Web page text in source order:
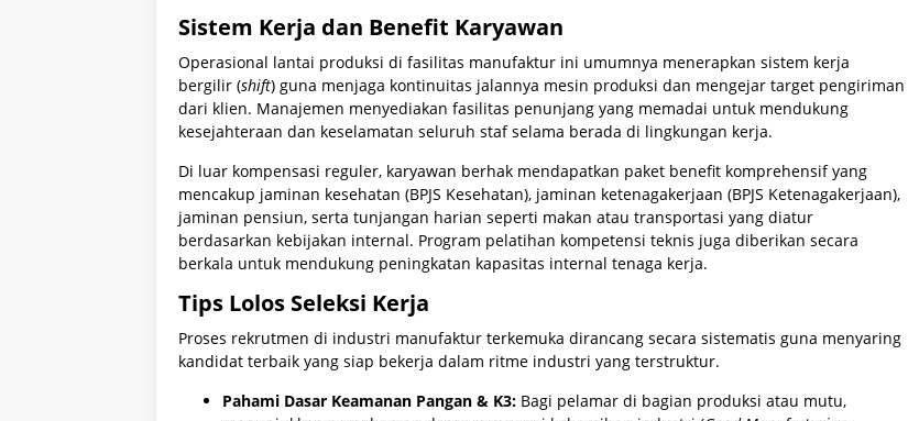
Sistem Kerja dan Benefit Karyawan
Operasional lantai produksi di fasilitas manufaktur ini umumnya menerapkan sistem kerja
bergilir (shift) guna menjaga kontinuitas jalannya mesin produksi dan mengejar target pengiriman
dari klien. Manajemen menyediakan fasilitas penunjang yang memadai untuk mendukung
kesejahteraan dan keselamatan seluruh staf selama berada di lingkungan kerja.
Di luar kompensasi reguler, karyawan berhak mendapatkan paket benefit komprehensif yang
mencakup jaminan kesehatan (BPJS Kesehatan), jaminan ketenagakerjaan (BPJS Ketenagakerjaan),
jaminan pensiun, serta tunjangan harian seperti makan atau transportasi yang diatur
berdasarkan kebijakan internal. Program pelatihan kompetensi teknis juga diberikan secara
berkala untuk mendukung peningkatan kapasitas internal tenaga kerja.
Tips Lolos Seleksi Kerja
Proses rekrutmen di industri manufaktur terkemuka dirancang secara sistematis guna menyaring
kandidat terbaik yang siap bekerja dalam ritme industri yang terstruktur.
Pahami Dasar Keamanan Pangan & K3: Bagi pelamar di bagian produksi atau mutu,